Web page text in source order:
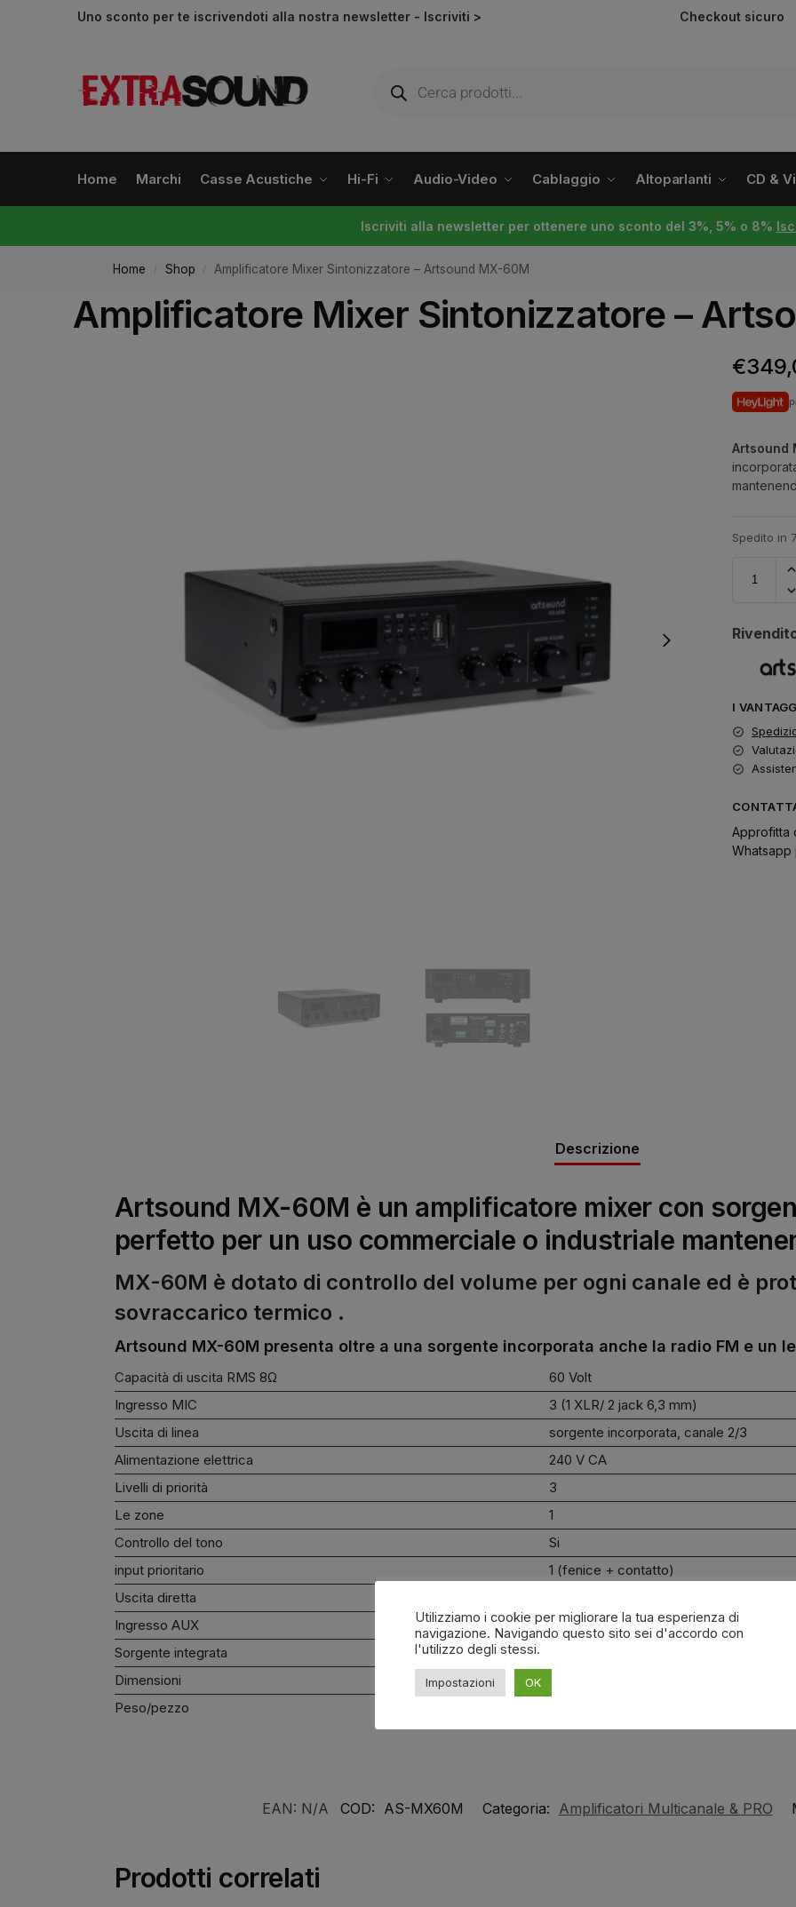
Uno sconto per te iscrivendoti alla nostra newsletter - Iscriviti > Checkout sicuro
Home Marchi Casse Acustiche Hi-Fi Audio-Video Cablaggio Altoparlanti CD &
Iscriviti alla newsletter per ottenere uno sconto del 3%, 5% o 8%
Home / Shop / Amplificatore Mixer Sintonizzatore – Artsound MX-60M
Amplificatore Mixer Sintonizzatore –
€
Artsound
Spedito in
I
Approfitta
Whatsapp
Descrizione
Artsound MX-60M è un amplificatore mixer con
perfetto per un uso commerciale o industriale
MX-60M è dotato di controllo del volume per ogni canale ed è
sovraccarico termico .
Artsound MX-60M presenta oltre a una sorgente incorporata anche la radio FM e un
Capacità di uscita RMS 8Ω
60 Volt
Ingresso MIC
3 (1 XLR/ 2 jack 6,3 mm)
Uscita di linea
sorgente incorporata, canale 2/3
Alimentazione elettrica
240 V CA
Livelli di priorità
3
Le zone
1
Controllo del tono
Si
input prioritario
1 (fenice + contatto)
Uscita diretta
Ingresso AUX
2 cavi
Sorgente integrata
Dimensioni
Peso/pezzo
EAN: N/A COD: AS-MX60M Categoria: Amplificatori Multicanale & PRO
Prodotti correlati
Utilizziamo i cookie per migliorare la tua esperienza di
navigazione. Navigando questo sito sei d'accordo con
l'utilizzo degli stessi.
Impostazioni OK